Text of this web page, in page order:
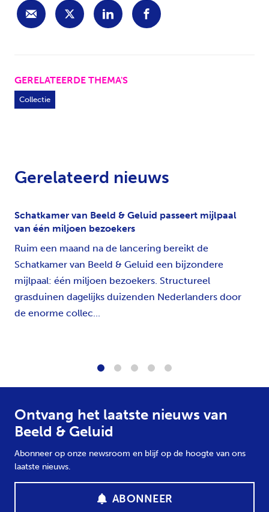
GERELATEERDE THEMA'S
Collectie
Gerelateerd nieuws
Schatkamer van Beeld & Geluid passeert mijlpaal
van één miljoen bezoekers
Ruim een maand na de lancering bereikt de
Schatkamer van Beeld & Geluid een bijzondere
mijlpaal: één miljoen bezoekers. Structureel
grasduinen dagelijks duizenden Nederlanders door
de enorme collec...
Ontvang het laatste nieuws van
Beeld & Geluid
Abonneer op onze newsroom en blijf op de hoogte van ons
laatste nieuws.
ABONNEER